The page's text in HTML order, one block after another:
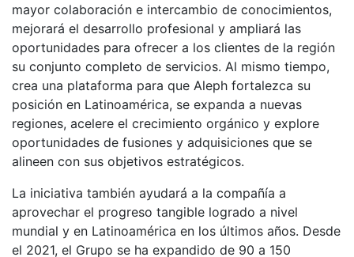
mayor colaboración e intercambio de conocimientos,
mejorará el desarrollo profesional y ampliará las
oportunidades para ofrecer a los clientes de la región
su conjunto completo de servicios. Al mismo tiempo,
crea una plataforma para que Aleph fortalezca su
posición en Latinoamérica, se expanda a nuevas
regiones, acelere el crecimiento orgánico y explore
oportunidades de fusiones y adquisiciones que se
alineen con sus objetivos estratégicos.
La iniciativa también ayudará a la compañía a
aprovechar el progreso tangible logrado a nivel
mundial y en Latinoamérica en los últimos años. Desde
el 2021, el Grupo se ha expandido de 90 a 150